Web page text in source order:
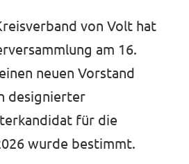
Shop
von Volt hat
am 16.
neuen Vorstand
designierter
für die
wurde bestimmt.